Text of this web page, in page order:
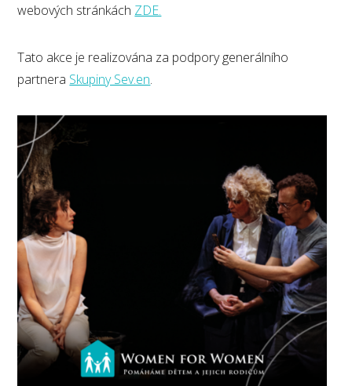
webových stránkách ZDE.
Tato akce je realizována za podpory generálního
partnera Skupiny Sev.en.